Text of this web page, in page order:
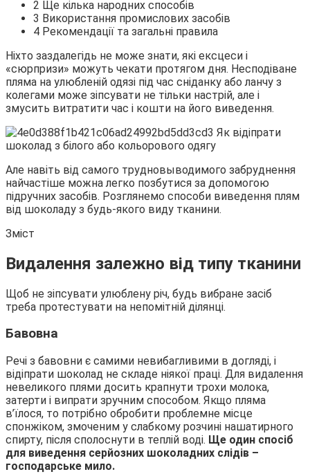
2 Ще кілька народних способів
3 Використання промислових засобів
4 Рекомендації та загальні правила
Ніхто заздалегідь не може знати, які ексцеси і
«сюрпризи» можуть чекати протягом дня. Несподіване
пляма на улюбленій одязі під час сніданку або ланчу з
колегами може зіпсувати не тільки настрій, але і
змусить витратити час і кошти на його виведення.
Але навіть від самого трудновыводимого забруднення
найчастіше можна легко позбутися за допомогою
підручних засобів. Розглянемо способи виведення плям
від шоколаду з будь-якого виду тканини.
Зміст
Видалення залежно від типу тканини
Щоб не зіпсувати улюблену річ, будь вибране засіб
треба протестувати на непомітній ділянці.
Бавовна
Речі з бавовни є самими невибагливими в догляді, і
відіпрати шоколад не складе ніякої праці. Для видалення
невеликого плями досить крапнути трохи молока,
затерти і випрати зручним способом. Якщо пляма
в’їлося, то потрібно обробити проблемне місце
спонжіком, змоченим у слабкому розчині нашатирного
спирту, після сполоснути в теплій воді. Ще один спосіб
для виведення серйозних шоколадних слідів –
господарське мило.